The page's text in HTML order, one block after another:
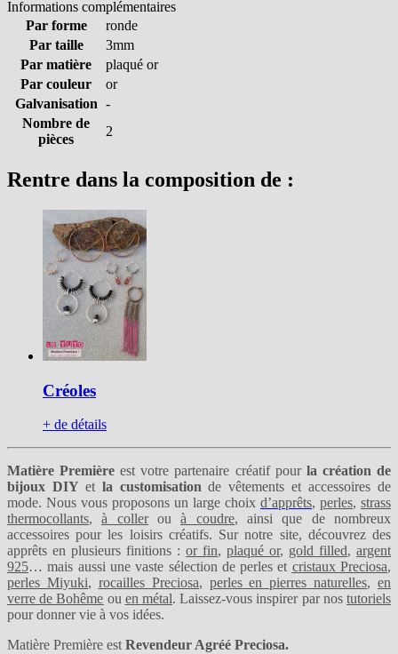
Informations complémentaires
Par forme
ronde
Par taille
3mm
Par matière
plaqué or
Par couleur
or
Galvanisation -
Nombre de
pièces
2
Rentre dans la composition de :
Créoles
+ de détails
Matière Première est votre partenaire créatif pourla création de
bijoux DIY etla customisation de vêtements et accessoires de
mode. Nous vous proposons un large choix d’apprêts, perles, strass
thermocollants,à collerouà coudre, ainsi que de nombreux
accessoires pour les loisirs créatifs. Sur notre site, découvrez des
apprêts en plusieurs finitions : or fin, plaqué or, gold filled, argent
925… mais aussi une vaste sélection de perles et cristaux Preciosa,
perles Miyuki, rocailles Preciosa, perles en pierres naturelles, en
verre de Bohême ou en métal. Laissez-vous inspirer par nostutoriels
pour donner vie à vos idées.
Matière Première est Revendeur Agréé Preciosa.